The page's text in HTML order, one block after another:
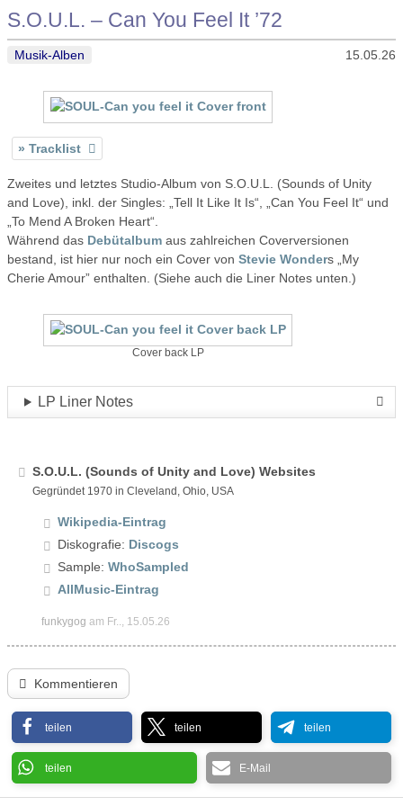
S.O.U.L. – Can You Feel It ’72
Musik-Alben 15.05.26
Tracklist
Zweites und letztes Studio-Album von S.O.U.L. (Sounds of Unity
and Love), inkl. der Singles: „Tell It Like It Is“, „Can You Feel It“ und
„To Mend A Broken Heart“.
Während das Debütalbum aus zahlreichen Coverversionen
bestand, ist hier nur noch ein Cover von Stevie Wonders „My
Cherie Amour” enthalten. (Siehe auch die Liner Notes unten.)
Cover back LP
LP Liner Notes
S.O.U.L. (Sounds of Unity and Love) Websites
Gegründet 1970 in Cleveland, Ohio, USA
Wikipedia-Eintrag
Diskografie: Discogs
Sample: WhoSampled
AllMusic-Eintrag
funkygog am Fr.., 15.05.26
Kommentieren
teilen teilen teilen
teilen E-Mail